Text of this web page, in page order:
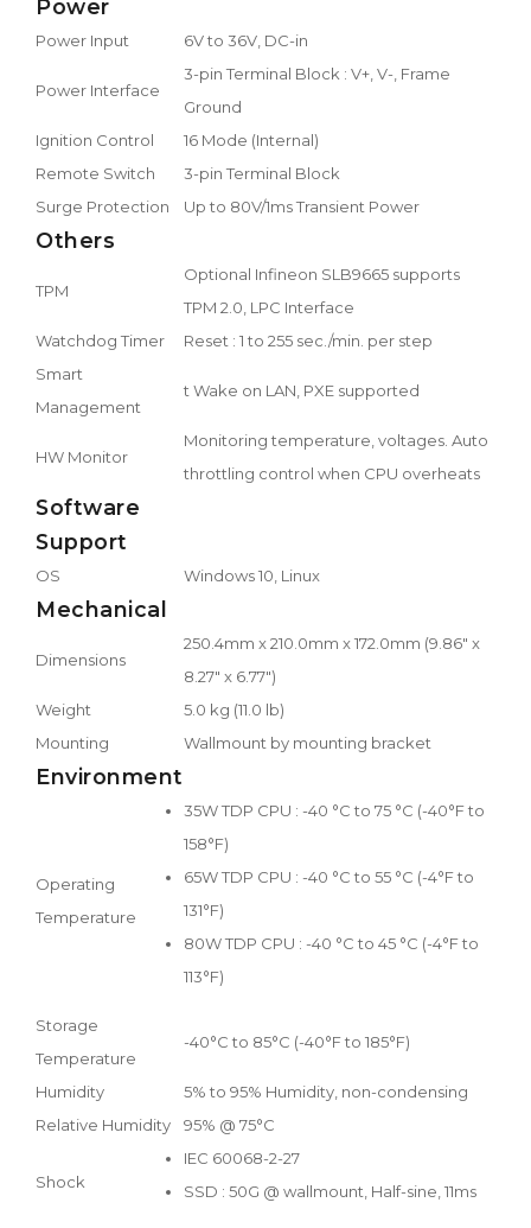
Power
Power Input 6V to 36V, DC-in
Power Interface
3-pin Terminal Block : V+, V-, Frame
Ground
Ignition Control
16 Mode (Internal)
Remote Switch
3-pin Terminal Block
Surge Protection
Up to 80V/1ms Transient Power
Others
TPM
Optional Infineon SLB9665 supports
TPM 2.0, LPC Interface
Watchdog Timer
Reset : 1 to 255 sec./min. per step
Smart
Management
t Wake on LAN, PXE supported
HW Monitor
Monitoring temperature, voltages. Auto
throttling control when CPU overheats
Software
Support
OS Windows 10, Linux
Mechanical
Dimensions
250.4mm x 210.0mm x 172.0mm (9.86" x
8.27" x 6.77")
Weight
5.0 kg (11.0 lb)
Mounting
Wallmount by mounting bracket
Environment
Operating
Temperature
35W TDP CPU : -40 °C to 75 °C (-40°F to
158°F)
65W TDP CPU : -40 °C to 55 °C (-4°F to
131°F)
80W TDP CPU : -40 °C to 45 °C (-4°F to
113°F)
Storage
Temperature
-40°C to 85°C (-40°F to 185°F)
Humidity
5% to 95% Humidity, non-condensing
Relative Humidity
95% @ 75°C
Shock
IEC 60068-2-27
SSD : 50G @ wallmount, Half-sine, 11ms